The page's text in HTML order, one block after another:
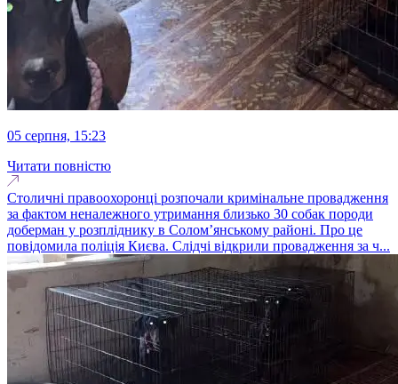
05 серпня, 15:23
Читати повністю
Столичні правоохоронці розпочали кримінальне провадження
за фактом неналежного утримання близько 30 собак породи
доберман у розпліднику в Солом’янському районі. Про це
повідомила поліція Києва. Слідчі відкрили провадження за ч...